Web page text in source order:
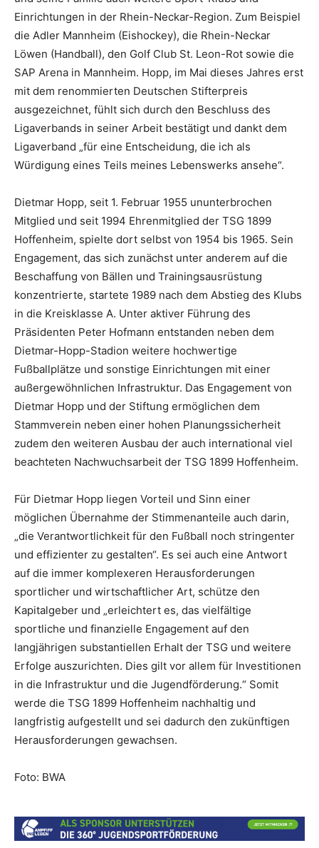
Einrichtungen in der Rhein-Neckar-Region. Zum Beispiel
die Adler Mannheim (Eishockey), die Rhein-Neckar
Löwen (Handball), den Golf Club St. Leon-Rot sowie die
SAP Arena in Mannheim. Hopp, im Mai dieses Jahres erst
mit dem renommierten Deutschen Stifterpreis
ausgezeichnet, fühlt sich durch den Beschluss des
Ligaverbands in seiner Arbeit bestätigt und dankt dem
Ligaverband „für eine Entscheidung, die ich als
Würdigung eines Teils meines Lebenswerks ansehe“.
Dietmar Hopp, seit 1. Februar 1955 ununterbrochen
Mitglied und seit 1994 Ehrenmitglied der TSG 1899
Hoffenheim, spielte dort selbst von 1954 bis 1965. Sein
Engagement, das sich zunächst unter anderem auf die
Beschaffung von Bällen und Trainingsausrüstung
konzentrierte, startete 1989 nach dem Abstieg des Klubs
in die Kreisklasse A. Unter aktiver Führung des
Präsidenten Peter Hofmann entstanden neben dem
Dietmar-Hopp-Stadion weitere hochwertige
Fußballplätze und sonstige Einrichtungen mit einer
außergewöhnlichen Infrastruktur. Das Engagement von
Dietmar Hopp und der Stiftung ermöglichen dem
Stammverein neben einer hohen Planungssicherheit
zudem den weiteren Ausbau der auch international viel
beachteten Nachwuchsarbeit der TSG 1899 Hoffenheim.
Für Dietmar Hopp liegen Vorteil und Sinn einer
möglichen Übernahme der Stimmenanteile auch darin,
„die Verantwortlichkeit für den Fußball noch stringenter
und effizienter zu gestalten“. Es sei auch eine Antwort
auf die immer komplexeren Herausforderungen
sportlicher und wirtschaftlicher Art, schütze den
Kapitalgeber und „erleichtert es, das vielfältige
sportliche und finanzielle Engagement auf den
langjährigen substantiellen Erhalt der TSG und weitere
Erfolge auszurichten. Dies gilt vor allem für Investitionen
in die Infrastruktur und die Jugendförderung.“ Somit
werde die TSG 1899 Hoffenheim nachhaltig und
langfristig aufgestellt und sei dadurch den zukünftigen
Herausforderungen gewachsen.
Foto: BWA